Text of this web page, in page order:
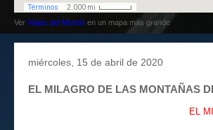
Ver Viajes del Mundo en un mapa más grande
miércoles, 15 de abril de 2020
EL MILAGRO DE LAS MONTAÑAS
EL